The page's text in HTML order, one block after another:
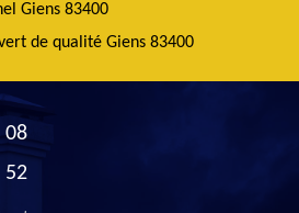
Giens 83400
de qualité Giens 83400
08
52